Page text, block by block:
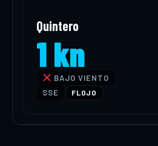
Quintero
1 kn
BAJO VIENTO
SSE
FLOJO